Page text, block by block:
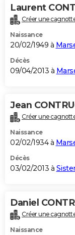
Laurent
Créer une
Naissance
20/02/1949 à
Décès
09/04/2013 à
Jean
Créer une
Naissance
02/02/1934 à
Décès
03/02/2013 à
Daniel
Créer une
Naissance